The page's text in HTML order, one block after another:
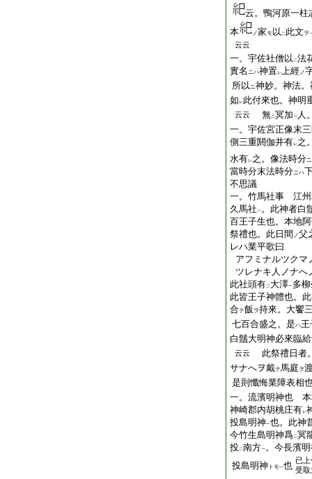
云。鴨河原一柱
本
ノ家モ 以 二 此文 ヲ
云云
一。宇佐社僧以 二法
實名 ニハ神置レ上經ノ
所以ニ神妙。神法
如 レ此付來也。神明
云云 無二冥加一 人
一。宇佐宮正像末
側三重閼伽井有レ之
水有レ之。像法時分
當時分末法時分ニハ
不思議
一。竹馬社事 江州
久馬社一。此神者白
百王子生也。本地
祭禮也。此日 間 ノ父
レハ業平歌曰
アフミナルツクマ
ツレナキ人ノナへ
此社頭有二 大澤一多
此皆王子神體也。
合テ飯 ヲ持來。大饗
七百合盛之。是ハ王
白鬚大明神必來臨
云云
此祭禮日者
サナへヲ戴テ馬庭 ヲ
是則懺悔業障表相
一。流濱明神也
神崎郡内胡桃庄有レ
投島明神一也。此神
今竹生島明神爲二冥
投二南方一。今長濱
投島明神 トモ一也 已上
受取